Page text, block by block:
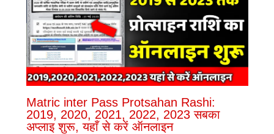
Matric inter Pass Protsahan Rashi:
2019, 2020, 2021, 2022, 2023 सबका
अप्लाइ शुरू, यहाँ से करें ऑनलाइन